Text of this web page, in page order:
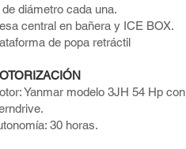
de diámetro cada una.
central en bañera y ICE BOX.
de popa retráctil
Yanmar modelo 3JH 54 Hp con
30 horas.